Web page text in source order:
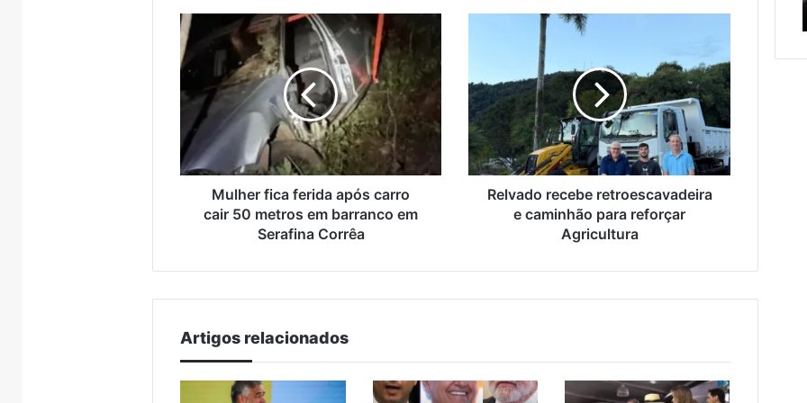
Mulher
fica
ferida
carro
cair
50
metros
em
barrancoMulher fica ferida após carro
cair 50 metros em barranco em
Serafina Corrêa
retroescavadeira
caminhão
para
reforçar
Agricultura
Relvado recebe retroescavadeira
e caminhão para reforçar
Agricultura
Artigos relacionados
totalmente
bloqueado
para
manutenção
para manutenção
crianças
e
adolescentes